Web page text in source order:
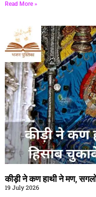
Read More »
कीड़ी ने कण हाथी ने मण,
19 July 2026